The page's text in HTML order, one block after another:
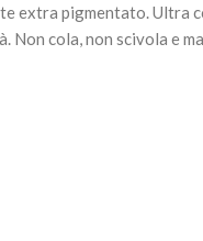
extra pigmentato. Ultra
Non cola, non scivola e